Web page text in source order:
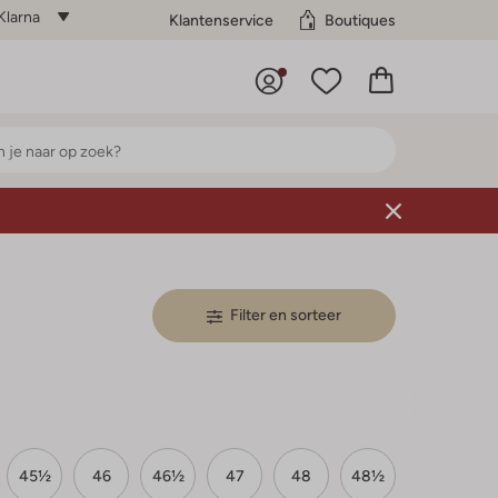
Klantenservice Boutiques
Filter en sorteer
45½ 46 46½ 47 48 48½